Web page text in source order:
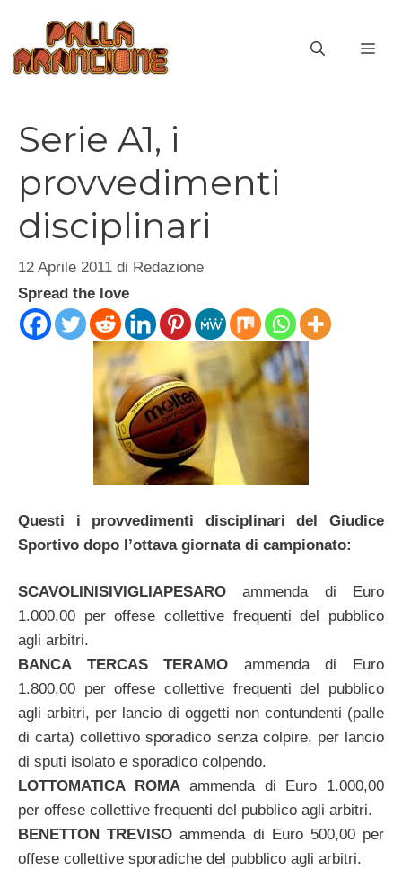
contenuto
Serie A1, i
provvedimenti
disciplinari
12 Aprile 2011 di Redazione
Spread the love
Questi i provvedimenti disciplinari del Giudice
Sportivo dopo l’ottava giornata di campionato:
SCAVOLINISIVIGLIAPESARO ammenda di Euro
1.000,00 per offese collettive frequenti del pubblico
agli arbitri.
BANCA TERCAS TERAMO ammenda di Euro
1.800,00 per offese collettive frequenti del pubblico
agli arbitri, per lancio di oggetti non contundenti (palle
di carta) collettivo sporadico senza colpire, per lancio
di sputi isolato e sporadico colpendo.
LOTTOMATICA ROMAammenda di Euro 1.000,00
per offese collettive frequenti del pubblico agli arbitri.
BENETTON TREVISOammenda di Euro 500,00 per
offese collettive sporadiche del pubblico agli arbitri.